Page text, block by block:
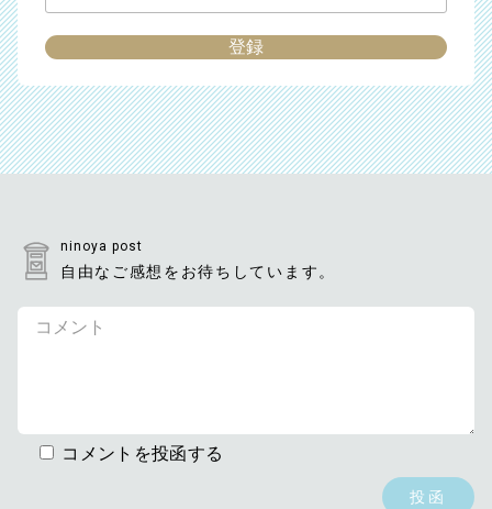
ninoya post
自由なご感想をお待ちしています。
コメントを投函する